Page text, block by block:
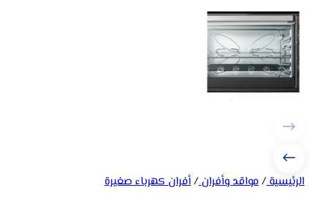
الرئيسية/مواقد وأفران/أفران كهرباء صغيرة